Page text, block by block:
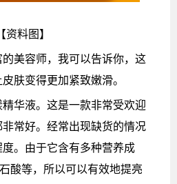
【资料图】
美容师，我可以告诉你，这
肤变得更加紧致嫩滑。
华液。这是一款非常受欢迎
常好。经常出现缺货的情况
。由于它含有多种营养成
酸等，所以可以有效地提亮